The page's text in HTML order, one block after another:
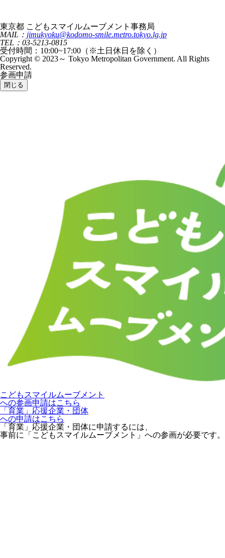
東京都 こどもスマイルムーブメント事務局
MAIL： jimukyoku@kodomo-smile.metro.tokyo.lg.jp
TEL：03-5213-0815
受付時間：10:00~17:00（※土日休日を除く）
Copyright © 2023～ Tokyo Metropolitan Government. All Rights
Reserved.
参画申請
閉じる
こどもスマイルムーブメント
への参画申請はこちら
「育業」応援企業・団体
への申請はこちら
「育業」応援企業・団体に申請するには、
事前に「こどもスマイルムーブメント」への参画が必要です。